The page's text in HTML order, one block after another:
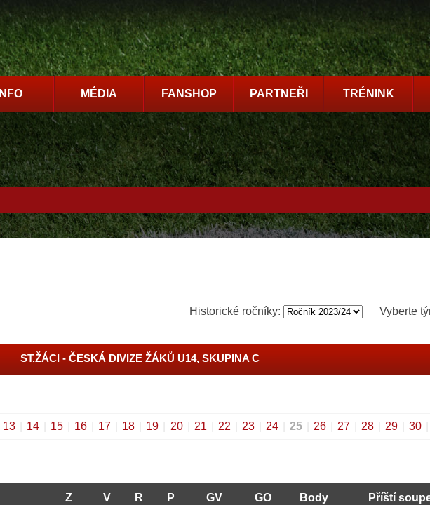
INFO MÉDIA FANSHOP PARTNEŘI TRÉNINK
Historické ročníky: Vyberte
ST.ŽÁCI - ČESKÁ DIVIZE ŽÁKŮ U14, SKUPINA C
13 14 15 16 17 18 19 20 21 22 23 24 25 26 27 28 29 30
Z V R P GV GO Body Příští